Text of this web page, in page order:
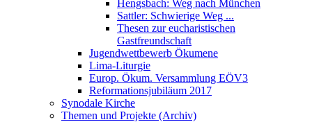
Hengsbach: Weg nach München
Sattler: Schwierige Weg ...
Thesen zur eucharistischen
Gastfreundschaft
Jugendwettbewerb Ökumene
Lima-Liturgie
Europ. Ökum. Versammlung EÖV3
Reformationsjubiläum 2017
Synodale Kirche
Themen und Projekte (Archiv)